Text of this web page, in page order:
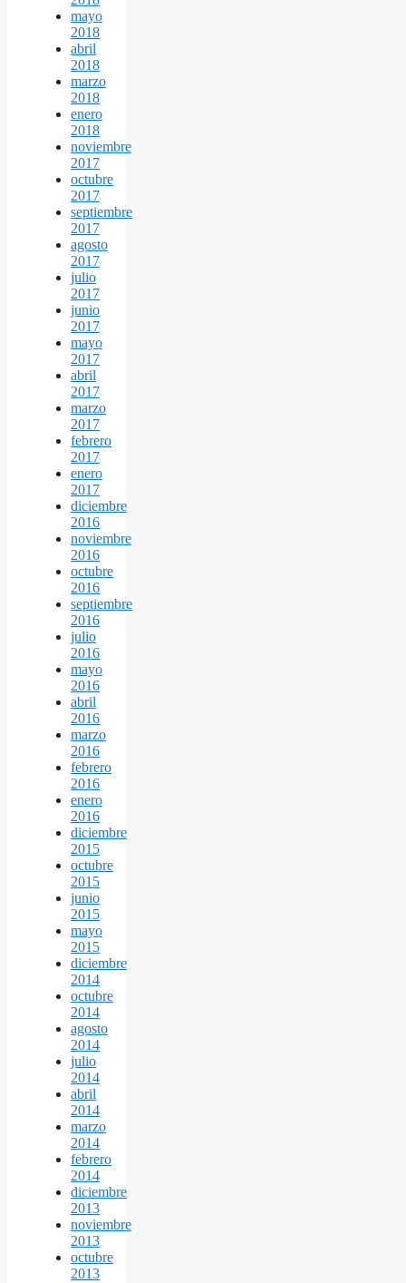
mayo
2018
abril
2018
marzo
2018
enero
2018
noviembre
2017
octubre
2017
septiembre
2017
agosto
2017
julio
2017
junio
2017
mayo
2017
abril
2017
marzo
2017
febrero
2017
enero
2017
diciembre
2016
noviembre
2016
octubre
2016
septiembre
2016
julio
2016
mayo
2016
abril
2016
marzo
2016
febrero
2016
enero
2016
diciembre
2015
octubre
2015
junio
2015
mayo
2015
diciembre
2014
octubre
2014
agosto
2014
julio
2014
abril
2014
marzo
2014
febrero
2014
diciembre
2013
noviembre
2013
octubre
2013